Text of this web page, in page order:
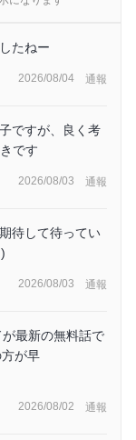
たねー
2026/08/04 通報
ですが、良く考
です
2026/08/03 通報
待して待ってい
2026/08/03 通報
最新の無料話で
が早
2026/08/02 通報